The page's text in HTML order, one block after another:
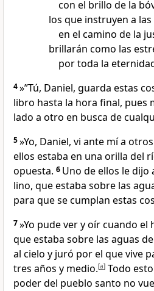
con el brillo de la
los que instruyen a
en el camino de la
brillarán como las
por toda la
4»”Tú, Daniel, guarda estas
libro hasta la hora final, pues
lado a otro en busca de
5»Yo, Daniel, vi ante mí a
ellos estaba en una orilla del
opuesta. 6 Uno de ellos le
lino, que estaba sobre las
para que se cumplan estas
7»Yo pude ver y oír cuando
que estaba sobre las aguas
al cielo y juró por el que vive
tres años y medio.[a] Todo
poder del pueblo santo no